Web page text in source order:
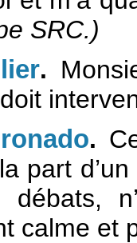
SRC.)
.
.
part
débats,
calme et